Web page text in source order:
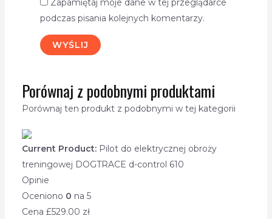
Zapamiętaj moje dane w tej przeglądarce
podczas pisania kolejnych komentarzy.
Porównaj z podobnymi produktami
Porównaj ten produkt z podobnymi w tej kategorii
Current Product: Pilot do elektrycznej obroży
treningowej DOGTRACE d-control 610
Opinie
Oceniono 0 na 5
Cena £529.00 zł